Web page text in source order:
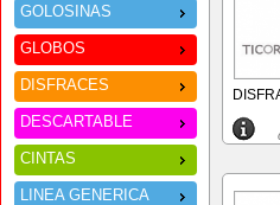
GOLOSINAS
GLOBOS
DISFRACES
DESCARTABLE
CINTAS
LINEA GENERICA